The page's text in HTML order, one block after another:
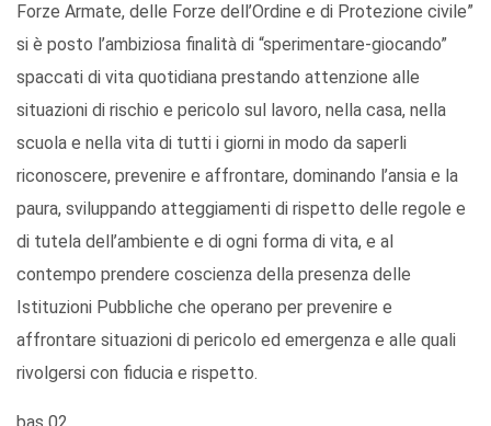
Forze Armate, delle Forze dell’Ordine e di Protezione civile”
si è posto l’ambiziosa finalità di “sperimentare-giocando”
spaccati di vita quotidiana prestando attenzione alle
situazioni di rischio e pericolo sul lavoro, nella casa, nella
scuola e nella vita di tutti i giorni in modo da saperli
riconoscere, prevenire e affrontare, dominando l’ansia e la
paura, sviluppando atteggiamenti di rispetto delle regole e
di tutela dell’ambiente e di ogni forma di vita, e al
contempo prendere coscienza della presenza delle
Istituzioni Pubbliche che operano per prevenire e
affrontare situazioni di pericolo ed emergenza e alle quali
rivolgersi con fiducia e rispetto.